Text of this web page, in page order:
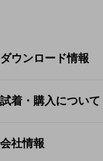
ダウンロード情報
試着・購入について
会社情報